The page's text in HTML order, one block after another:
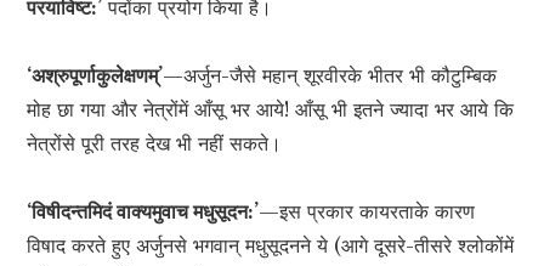
परयाविष्ट:’ पदोंका प्रयोग किया है।
‘अश्रुपूर्णाकुलेक्षणम्’—अर्जुन-जैसे महान् शूरवीरके भीतर भी कौटुम्बिक
मोह छा गया और नेत्रोंमें आँसू भर आये! आँसू भी इतने ज्यादा भर आये कि
नेत्रोंसे पूरी तरह देख भी नहीं सकते।
‘विषीदन्तमिदं वाक्यमुवाच मधुसूदन:’—इस प्रकार कायरताके कारण
विषाद करते हुए अर्जुनसे भगवान् मधुसूदनने ये (आगे दूसरे-तीसरे श्लोकोंमें